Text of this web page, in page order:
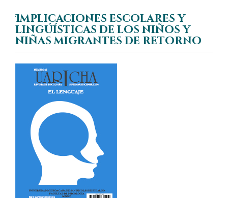
Implicaciones escolares y
lingúí­sticas de los niños y
niñas migrantes de retorno
Barra
lateral
artículo